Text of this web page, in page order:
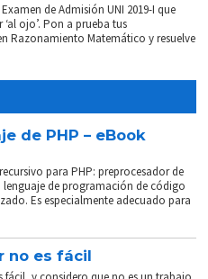
de Admisión UNI 2019-I que
‘al ojo’. Pon a prueba tus
Razonamiento Matemático y resuelve
de PHP – eBook
para PHP: preprocesador de
lenguaje de programación de código
Es especialmente adecuado para
no es fácil